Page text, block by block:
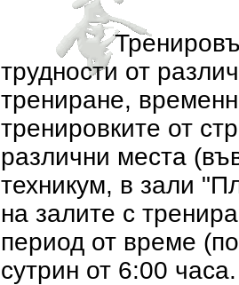
трудности от
трениране,
тренировките от
различни места
техникум, в зали
на залите с
период от време
сутрин от 6:00 часа.